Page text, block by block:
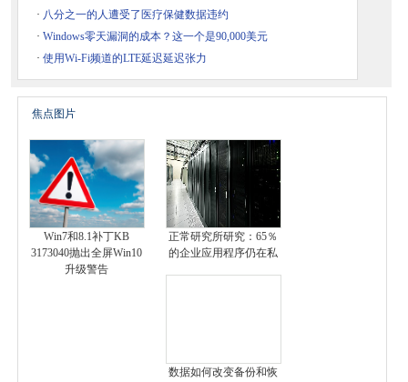
· 八分之一的人遭受了医疗保健数据违约
· Windows零天漏洞的成本？这一个是90,000美元
· 使用Wi-Fi频道的LTE延迟延迟张力
焦点图片
Win7和8.1补丁KB
3173040抛出全屏Win10
升级警告
正常研究所研究：65％
的企业应用程序仍在私
数据如何改变备份和恢